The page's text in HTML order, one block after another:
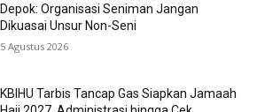
Depok: Organisasi Seniman Jangan
Dikuasai Unsur Non-Seni
5 Agustus 2026
KBIHU Tarbis Tancap Gas Siapkan Jamaah